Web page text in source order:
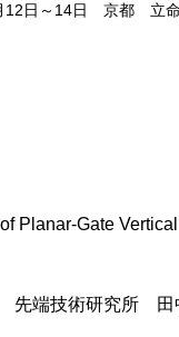
12日～14日 京都 立命
Gate Vertical
端技術研究所 田